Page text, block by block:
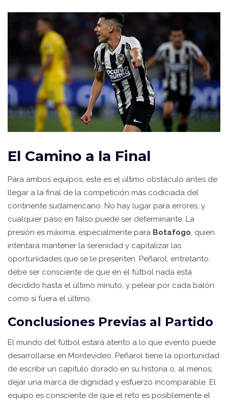
El Camino a la Final
Para ambos equipos, este es el último obstáculo antes de
llegar a la final de la competición más codiciada del
continente sudamericano. No hay lugar para errores, y
cualquier paso en falso puede ser determinante. La
presión es máxima, especialmente para Botafogo, quien
intentará mantener la serenidad y capitalizar las
oportunidades que se le presenten. Peñarol, entretanto,
debe ser consciente de que en el fútbol nada está
decidido hasta el último minuto, y pelear por cada balón
como si fuera el último.
Conclusiones Previas al Partido
El mundo del fútbol estará atento a lo que evento puede
desarrollarse en Montevideo. Peñarol tiene la oportunidad
de escribir un capítulo dorado en su historia o, al menos,
dejar una marca de dignidad y esfuerzo incomparable. El
equipo es consciente de que el reto es posiblemente el